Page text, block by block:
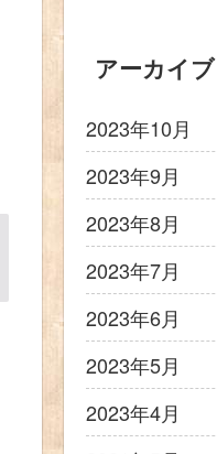
アーカイブ
2023年10月
2023年9月
2023年8月
2023年7月
2023年6月
2023年5月
2023年4月